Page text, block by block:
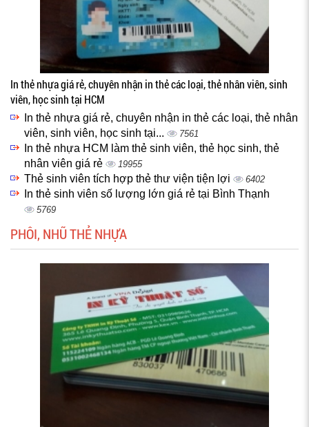
In thẻ nhựa giá rẻ, chuyên nhận in thẻ các loại, thẻ nhân viên, sinh
viên, học sinh tại HCM
In thẻ nhựa giá rẻ, chuyên nhận in thẻ các loại, thẻ nhân
viên, sinh viên, học sinh tại...
7561
In thẻ nhựa HCM làm thẻ sinh viên, thẻ học sinh, thẻ
nhân viên giá rẻ
19955
Thẻ sinh viên tích hợp thẻ thư viện tiện lợi 6402
In thẻ sinh viên số lượng lớn giá rẻ tại Bình Thạnh
5769
PHÔI, NHŨ THẺ NHỰA